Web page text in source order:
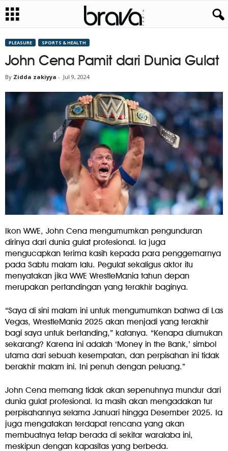
PLEASURE SPORTS & HEALTH
John Cena Pamit dari Dunia Gulat
By Zidda zakiyya - Jul 9, 2024
Ikon WWE, John Cena mengumumkan pengunduran
dirinya dari dunia gulat profesional. Ia juga
mengucapkan terima kasih kepada para penggemarnya
pada Sabtu malam lalu. Pegulat sekaligus aktor itu
menyatakan jika WWE WrestleMania tahun depan
merupakan pertandingan yang terakhir baginya.
“Saya di sini malam ini untuk mengumumkan bahwa di Las
Vegas, WrestleMania 2025 akan menjadi yang terakhir
bagi saya untuk bertanding,” katanya. “Kenapa diumukan
sekarang? Karena ini adalah ‘Money in the Bank,’ simbol
utama dari sebuah kesempatan, dan perpisahan ini tidak
berakhir malam ini. Ini penuh dengan peluang.”
John Cena memang tidak akan sepenuhnya mundur dari
dunia gulat profesional. Ia masih akan mengadakan tur
perpisahannya selama Januari hingga Desember 2025. Ia
juga mengatakan terdapat rencana yang akan
membuatnya tetap berada di sekitar waralaba ini,
meskipun dengan kapasitas yang berbeda.